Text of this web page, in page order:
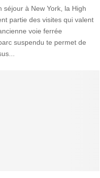
séjour à New York, la High
partie des visites qui valent
voie ferrée
suspendu te permet de